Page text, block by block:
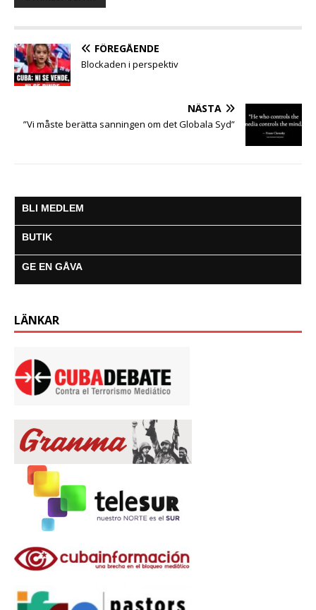
o
r
FÖREGÅENDE
Blockaden i perspektiv
NÄSTA
”Vi måste berätta sanningen om det Globala Syd”
BLI MEDLEM
BUTIK
GE EN GÅVA
LÄNKAR